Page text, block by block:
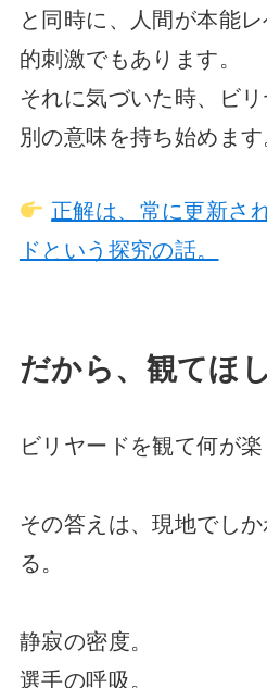
と同時に、人間が本能
的刺激でもあります。
それに気づいた時、ビ
別の意味を持ち始めます
正解は、常に更新
ドという探究の話。
だから、観てほ
ビリヤードを観て何が
その答えは、現地でし
る。
静寂の密度。
選手の呼吸。